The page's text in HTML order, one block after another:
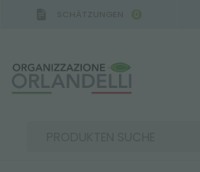
0